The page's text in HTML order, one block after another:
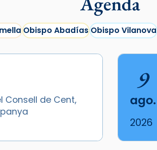
Obispo AbadíasObispo Vilanova
Consell de Cent,
9
ago.
2026